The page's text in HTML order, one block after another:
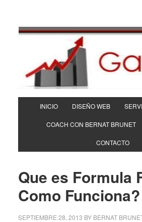
INICIO DISEÑO WEB
COACH CON BERNAT BRUNET
CONTACTO
Que es Formula
Como Funciona?
SEPTIEMBRE 28, 2013 BY BERNAT